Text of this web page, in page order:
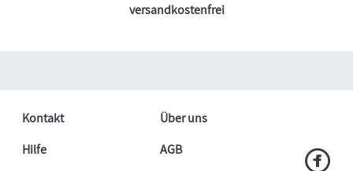
versandkostenfrei
Kontakt
Über uns
Hilfe
AGB